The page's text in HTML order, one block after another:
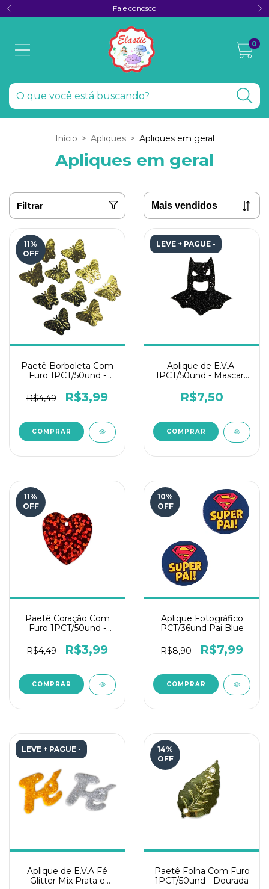
Fale conosco
0
Início > Apliques > Apliques em geral
Apliques em geral
Filtrar
11%
OFF
Paetê Borboleta Com
Furo 1PCT/50und -
R$4,49
R$3,99
LEVE + PAGUE -
Aplique de E.V.A-
1PCT/50und - Mascara
R$7,50
11%
OFF
Paetê Coração Com
Furo 1PCT/50und -
R$4,49
R$3,99
10%
OFF
Aplique Fotográfico
PCT/36und Pai Blue
R$8,90 R$7,99
LEVE + PAGUE -
Aplique de E.V.A Fé
Glitter Mix Prata e
14%
OFF
Paetê Folha Com Furo
1PCT/50und - Dourada